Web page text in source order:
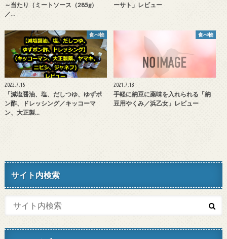
～当たり（ミートソース（285g）
／…
ーサト」レビュー
食べ物
2022.7.15
「減塩醤油、塩、だしつゆ、ゆずポ
ン酢、ドレッシング／キッコーマ
ン、大正製…
食べ物
2021.7.18
手軽に納豆に薬味を入れられる「納
豆用やくみ／浜乙女」レビュー
サイト内検索